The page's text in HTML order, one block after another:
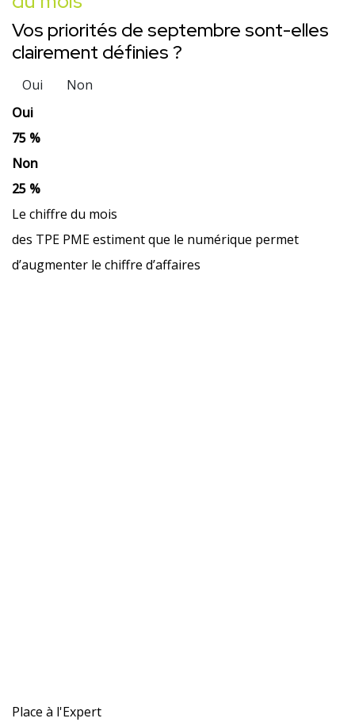
Vos priorités de septembre sont-elles
clairement définies ?
Oui
Non
Oui
75 %
Non
25 %
Le chiffre du mois
des TPE PME estiment que le numérique permet
d’augmenter le chiffre d’affaires
Place à l'Expert